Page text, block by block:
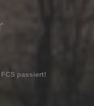
passiert!